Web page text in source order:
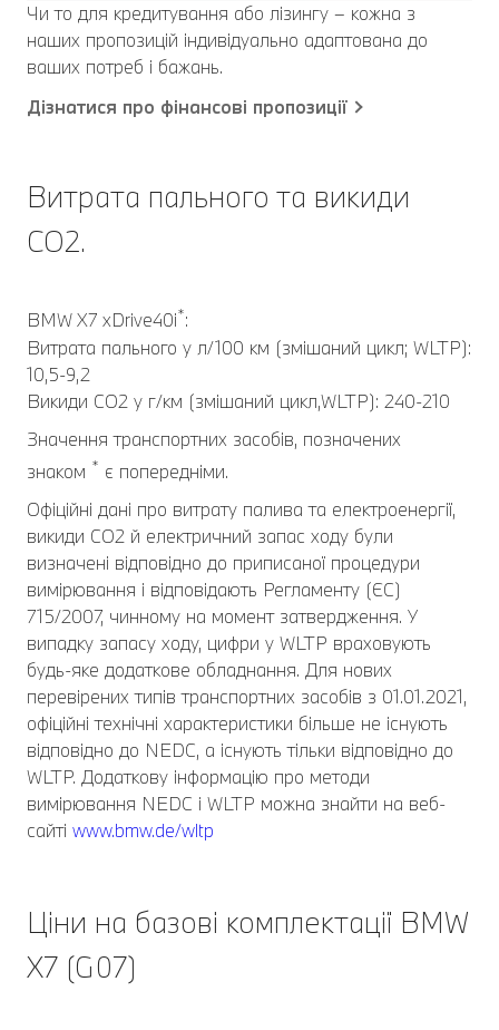
Чи то для кредитування або лізингу – кожна з
наших пропозицій індивідуально адаптована до
ваших потреб і бажань.
Дізнатися про фінансові пропозиції
Витрата пального та викиди
CO2.
BMW X7 xDrive40i*:
Витрата пального у л/100 км (змішаний цикл; WLTP):
10,5-9,2
Викиди CO2 у г/км (змішаний цикл,WLTP): 240-210
Значення транспортних засобів, позначених
знаком * є попередніми.
Офіційні дані про витрату палива та електроенергії,
викиди СО2 й електричний запас ходу були
визначені відповідно до приписаної процедури
вимірювання і відповідають Регламенту (ЄС)
715/2007, чинному на момент затвердження. У
випадку запасу ходу, цифри у WLTP враховують
будь-яке додаткове обладнання. Для нових
перевірених типів транспортних засобів з 01.01.2021,
офіційні технічні характеристики більше не існують
відповідно до NEDC, а існують тільки відповідно до
WLTP. Додаткову інформацію про методи
вимірювання NEDC і WLTP можна знайти на веб-
сайті www.bmw.de/wltp
Ціни на базові комплектації BMW
X7 (G07)